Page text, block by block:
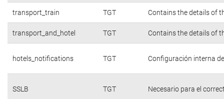
transport_train TGT Contains the details of
transport_and_hotel TGT Contains the details of
hotels_notifications TGT Configuración interna
SSLB TGT Necesario para el